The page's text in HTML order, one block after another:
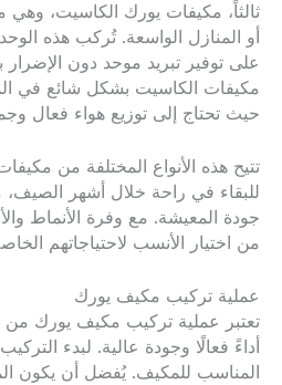
ثالثاً، مكيفات يورك الكاسيت، وهي
أو المنازل الواسعة. تُركب هذه
على توفير تبريد موحد دون الإضرار
مكيفات الكاسيت بشكل شائع في
حيث تحتاج إلى توزيع هواء فعال
تتيح هذه الأنواع المختلفة من
للبقاء في راحة خلال أشهر
جودة المعيشة. مع وفرة الأنماط
من اختيار الأنسب لاحتياجاتهم
عملية تركيب مكيف يورك
تعتبر عملية تركيب مكيف يورك من
أداءً فعالًا وجودة عالية. لبدء
المناسب للمكيف. يُفضل أن يكون